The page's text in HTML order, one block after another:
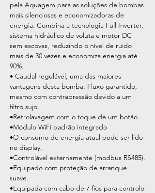
pela Aquagem para as soluções de bombas
mais silenciosas e economizadoras de
energia. Combina a tecnologia Full Inverter,
sistema hidráulico de voluta e motor DC
sem escovas, reduzindo o nível de ruído
mais de 30 vezes e economiza energia até
90%.
• Caudal regulável, uma das maiores
vantagens desta bomba. Fluxo garantido,
mesmo com contrapressão devido a um
filtro sujo.
•Retrolavagem com o toque de um botão.
•Módulo WiFi padrão integrado
•O consumo de energia atual pode ser lido
no display.
•Controlável externamente (modbus RS485).
•Equipado com proteção de arranque
suave.
•Equipada com cabo de 7 fios para controlo